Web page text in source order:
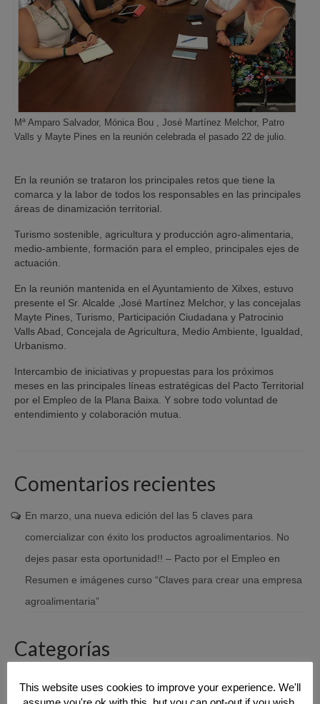
Información empresas incendio
Mª Amparo Salvador, Mónica Bou , José Martínez Melchor, Patro
Valls y Mayte Pines en la reunión celebrada el pasado 22 de julio.
En la reunión se trataron los principales retos que tiene la
comarca y la labor de todos los responsables en las principales
áreas de dinamización territorial.
Turismo sostenible, agricultura y producción agro-alimentaria,
medio-ambiente, formación para el empleo, principales ejes de
actuación.
En la reunión mantenida en el Ayuntamiento de Xilxes, estuvo
presente el Sr. Alcalde ,José Martínez Melchor, y las concejalas
Mayte Pines, Turismo, Participación Ciudadana y Patrocinio
Valls Abad, Concejala de Agricultura, Medio Ambiente, Igualdad,
Urbanismo.
Intercambio de iniciativas y propuestas para los próximos
meses en las principales líneas estratégicas del Pacto Territorial
por el Empleo de la Plana Baixa. Y sobre todo voluntad de
entendimiento y colaboración mutua.
Comentarios recientes
En marzo, una nueva edición del las 5 claves para
comercializar con éxito los productos agroalimentarios. No
dejes pasar esta oportunidad!! – Pacto por el Empleo en
Resumen e imágenes curso “Claves para crear una empresa
agroalimentaria”
Categorías
This website uses cookies to improve your experience. We'll